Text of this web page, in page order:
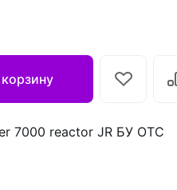
7000 reactor JR БУ ОТС